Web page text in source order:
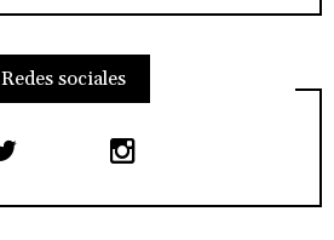
Redes sociales